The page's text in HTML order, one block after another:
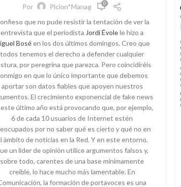
REPUTACIÓN CORPORATIVA SOCIAL MEDIA
VILLAFANE&ASOCIADOS
Por Plcion*Manag 0
que no pude resistir la tentación de ver la
entrevista que el periodista Jordi Évolele hizo a
Boséen los dos últimos domingos. Creo que
todos tenemos el derecho a defender cualquier
por peregrina que parezca. Pero coincidiréis
en que lo único importante que debemos
aportar son datos fiables que apoyen nuestros
El crecimiento exponencial de fake news
último año está provocando que, por ejemplo,
6 de cada 10 usuarios de Internet estén
por no saber qué es cierto y qué no en
ámbito de noticias en la Red. Y en este entorno,
un líder de opinión utilice argumentos falsos y,
sobre todo, carentes de una base mínimamente
creíble, lo hace mucho más lamentable. En
la formación de portavoces es una